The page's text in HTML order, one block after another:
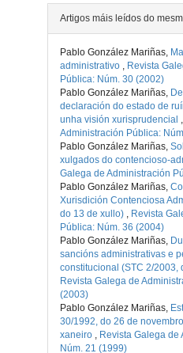
Artigos máis leídos do
Pablo González Mariñas,
administrativo
Revista
Pública: Núm. 30 (2002)
Pablo González Mariñas,
declaración do estado de
unha visión xurisprudencial
Administración Pública:
Pablo González Mariñas,
xulgados do contencioso-
Galega de Administración
Pablo González Mariñas,
Xurisdición Contenciosa
do 13 de xullo)
Revista
Pública: Núm. 36 (2004)
Pablo González Mariñas,
sancións administrativas e
constitucional (STC 2/2003,
Revista Galega de
(2003)
Pablo González Mariñas,
30/1992, do 26 de
xaneiro
Revista Galega de
Núm. 21 (1999)